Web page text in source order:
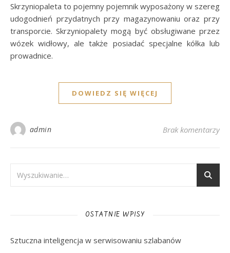
Skrzyniopaleta to pojemny pojemnik wyposażony w szereg
udogodnień przydatnych przy magazynowaniu oraz przy
transporcie. Skrzyniopalety mogą być obsługiwane przez
wózek widłowy, ale także posiadać specjalne kółka lub
prowadnice.
DOWIEDZ SIĘ WIĘCEJ
admin Brak komentarzy
OSTATNIE WPISY
Sztuczna inteligencja w serwisowaniu szlabanów